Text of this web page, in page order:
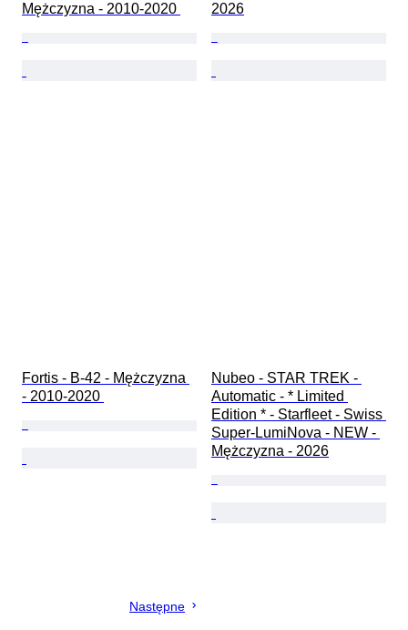
Mężczyzna - 2010-2020
2026
Fortis - B-42 - Mężczyzna
- 2010-2020
Nubeo - STAR TREK -
Automatic - * Limited
Edition * - Starfleet - Swiss
Super-LumiNova - NEW -
Mężczyzna - 2026
Następne